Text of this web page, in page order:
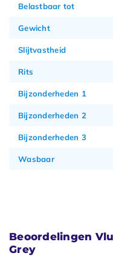
Belastbaar tot
Gewicht
Slijtvastheid
Rits
Bijzonderheden 1
Bijzonderheden 2
Bijzonderheden 3
Wasbaar
Beoordelingen
Grey